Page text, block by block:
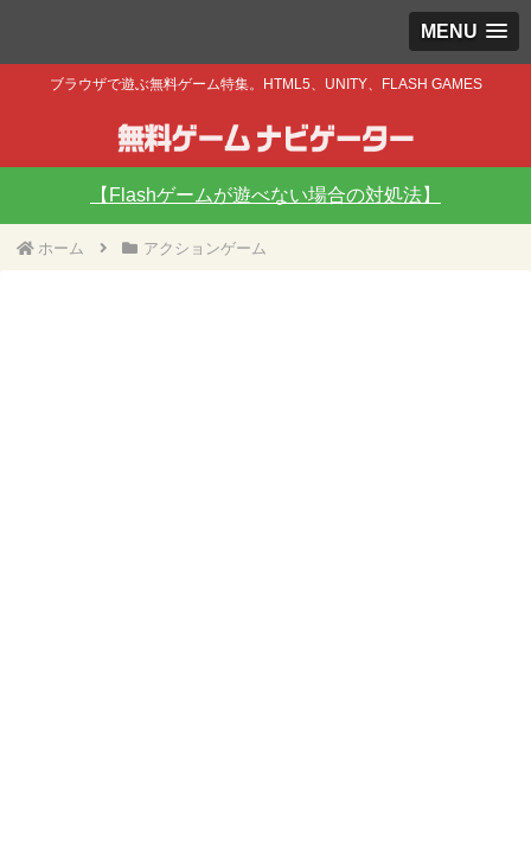
MENU
ブラウザで遊ぶ無料ゲーム特集。HTML5、UNITY、FLASH GAMES
【Flashゲームが遊べない場合の対処法】
ホーム アクションゲーム